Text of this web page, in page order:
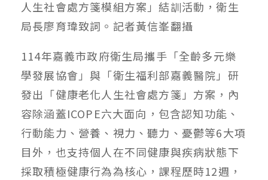
人生社會處方箋模組方案」結訓活動，衛生
局長廖育瑋致詞。記者黃信峯翻攝
114年嘉義市政府衛生局攜手「全齡多元樂
學發展協會」與「衛生福利部嘉義醫院」研
發出「健康老化人生社會處方箋」方案，內
容除涵蓋ICOPE六大面向，包含認知功能、
行動能力、營養、視力、聽力、憂鬱等6大項
目外，也支持個人在不同健康與疾病狀態下
採取積極健康行為為核心，課程歷時12週，